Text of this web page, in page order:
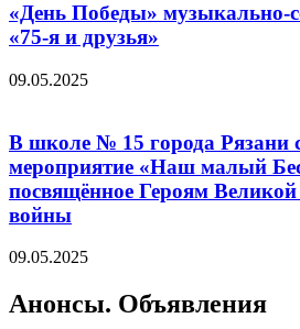
«День Победы» музыкально-
«75-я и друзья»
09.05.2025
В школе № 15 города Рязани
мероприятие «Наш малый
посвящённое Героям Великой
войны
09.05.2025
Анонсы. Объявления